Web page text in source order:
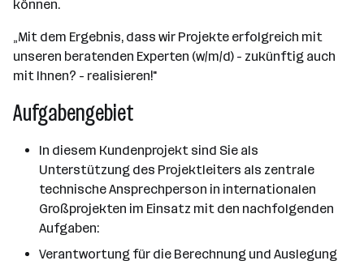
können.
„Mit dem Ergebnis, dass wir Projekte erfolgreich mit
unseren beratenden Experten (w/m/d) - zukünftig auch
mit Ihnen? - realisieren!"
Aufgabengebiet
In diesem Kundenprojekt sind Sie als
Unterstützung des Projektleiters als zentrale
technische Ansprechperson in internationalen
Großprojekten im Einsatz mit den nachfolgenden
Aufgaben:
Verantwortung für die Berechnung und Auslegung